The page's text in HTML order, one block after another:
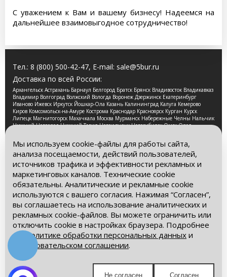
С уважением к Вам и вашему бизнесу! Надеемся на
дальнейшее взаимовыгодное сотрудничество!
Тел.: 8 (800) 500-42-47, E-mail: sale@5bur.ru
Доставка по всей России:
Архангельск Астрахань Барнаул Белгород Братск Брянск Владивосток Владикавказ
Владимир Волгоград Волжский Вологда Воронеж Дзержинск Екатеринбург
Иваново Ижевск Иркутск Йошкар-Ола Казань Калининград Калуга Кемерово
Киров Комсомольск-на-Амуре Кострома Краснодар Красноярск Курган Курск
Липецк Магнитогорск Махачкала Москва Мурманск Набережные Челны Нальчик
Нижний Новгород Нижний Тагил Новокузнецк Новосибирск Омск Орел
Санкт-Петербург Саранск Саратов Смоленск Сочи Ставрополь Стерлитамак
Сургут Таганрог Тамбов Тверь Томск Тула Тюмень Улан-Удэ Ульяновск Уфа
Хабаровск Чебоксары Челябинск Череповец Чита Ярославль
2026 © Компания «Буровые Машины». Все права
защищены. Обращаем Ваше внимание на то, что данный
интернет-сайт носит исключительно информационный
характер и ни при каких условиях информационные
материалы и цены, размещенные на сайте, не является
публичной офертой, определяемой положениями Статьи
437 Гражданского кодекса РФ.
Политика обработки персональных данных
Пользовательское соглашение
Мы в социальных сетях:
Мы используем cookie-файлы для работы сайта,
анализа посещаемости, действий пользователей,
источников трафика и эффективности рекламных и
маркетинговых каналов. Технические cookie
обязательны. Аналитические и рекламные cookie
используются с вашего согласия. Нажимая “Согласен”,
вы соглашаетесь на использование аналитических и
рекламных cookie-файлов. Вы можете ограничить или
отключить cookie в настройках браузера. Подробнее
– в
Политике обработки персональных данных и
Пользовательском соглашении.
Согласен
Не согласен